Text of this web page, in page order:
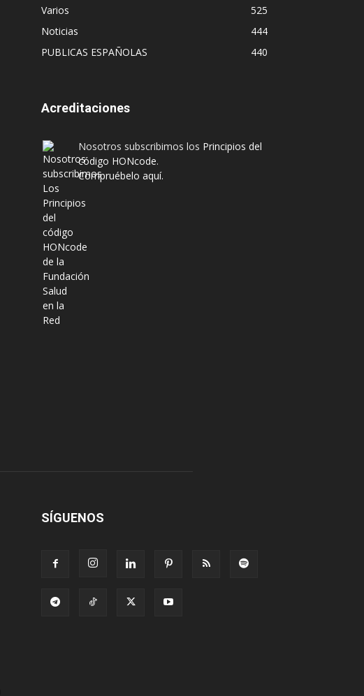
Varios
525
Noticias
444
PUBLICAS ESPAÑOLAS
440
Acreditaciones
Nosotros subscribimos los Principios del
código HONcode.
Compruébelo aquí.
SÍGUENOS